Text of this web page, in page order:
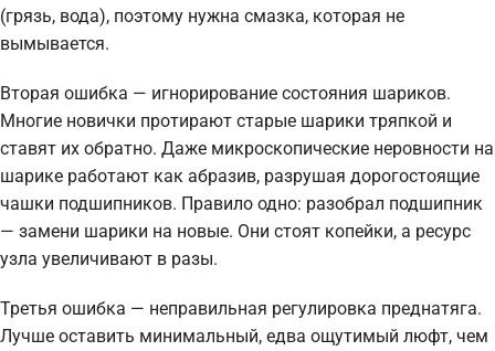
(грязь, вода), поэтому нужна смазка, которая не
вымывается.
Вторая ошибка — игнорирование состояния шариков.
Многие новички протирают старые шарики тряпкой и
ставят их обратно. Даже микроскопические неровности на
шарике работают как абразив, разрушая дорогостоящие
чашки подшипников. Правило одно: разобрал подшипник
— замени шарики на новые. Они стоят копейки, а ресурс
узла увеличивают в разы.
Третья ошибка — неправильная регулировка преднатяга.
Лучше оставить минимальный, едва ощутимый люфт, чем